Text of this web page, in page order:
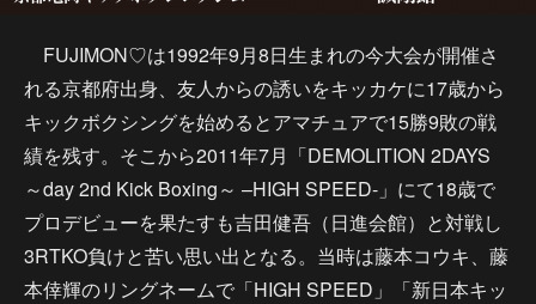
FUJIMON♡は1992年9月8日生まれの今大会が開催さ
れる京都府出身、友人からの誘いをキッカケに17歳から
キックボクシングを始めるとアマチュアで15勝9敗の戦
績を残す。そこから2011年7月「DEMOLITION 2DAYS
～day 2nd Kick Boxing～ –HIGH SPEED-」にて18歳で
プロデビューを果たすも吉田健吾（日進会館）と対戦し
3RTKO負けと苦い思い出となる。当時は藤本コウキ、藤
本倖輝のリングネームで「HIGH SPEED」「新日本キッ